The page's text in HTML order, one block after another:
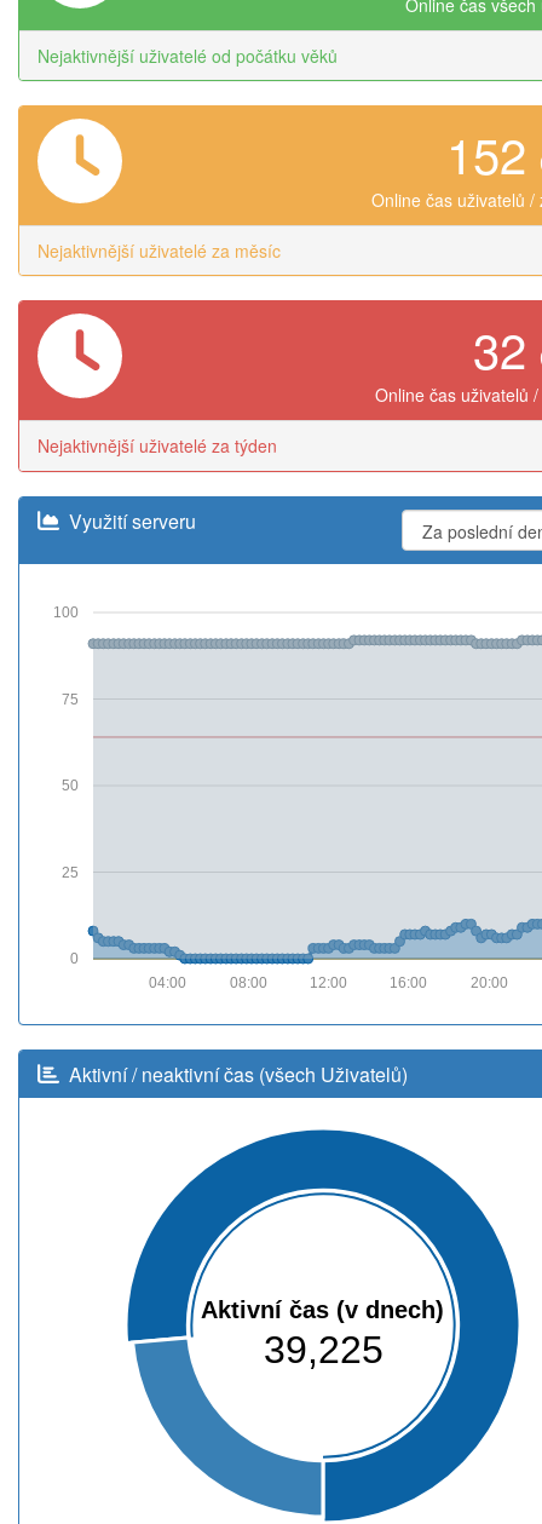
Nejaktivnější uživatelé od počátku věků
152
Online čas uživatelů /
Nejaktivnější uživatelé za měsíc
32
Online čas uživatelů
Nejaktivnější uživatelé za týden
Využití serveru
0
25
50
75
100
20:00
16:00
12:00
08:00
04:00
Aktivní / neaktivní čas (všech Uživatelů)
Aktivní čas (v dnech)
39,225